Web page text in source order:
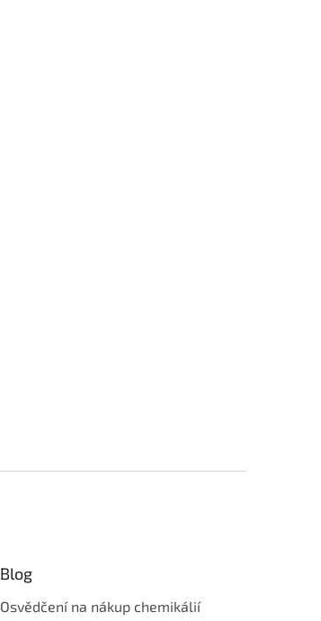
Blog
Osvědčení na nákup chemikálií